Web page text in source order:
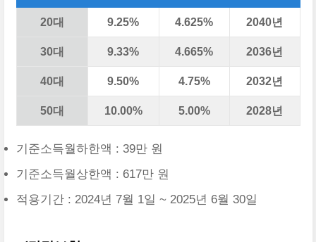
20대 9.25% 4.625% 2040년
30대 9.33% 4.665% 2036년
40대 9.50% 4.75% 2032년
50대 10.00% 5.00% 2028년
기준소득월하한액 : 39만 원
기준소득월상한액 : 617만 원
적용기간 : 2024년 7월 1일 ~ 2025년 6월 30일